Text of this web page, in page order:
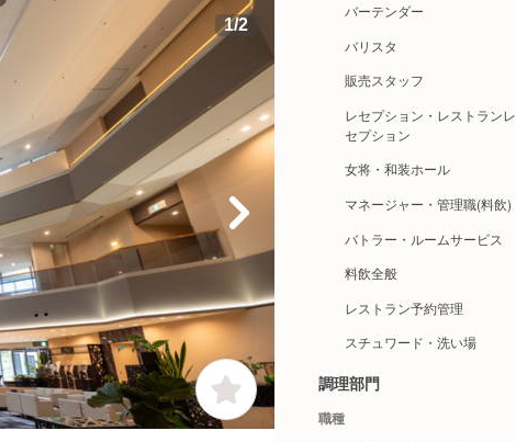
1/2
バーテンダー
バリスタ
販売スタッフ
レセプション・レストランレ
セプション
女将・和装ホール
マネージャー・管理職(料飲)
バトラー・ルームサービス
料飲全般
レストラン予約管理
スチュワード・洗い場
調理部門
職種